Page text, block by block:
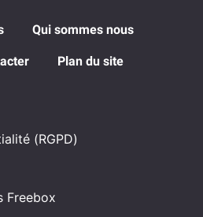
Qui sommes nous
Plan du site
(RGPD)
Freebox